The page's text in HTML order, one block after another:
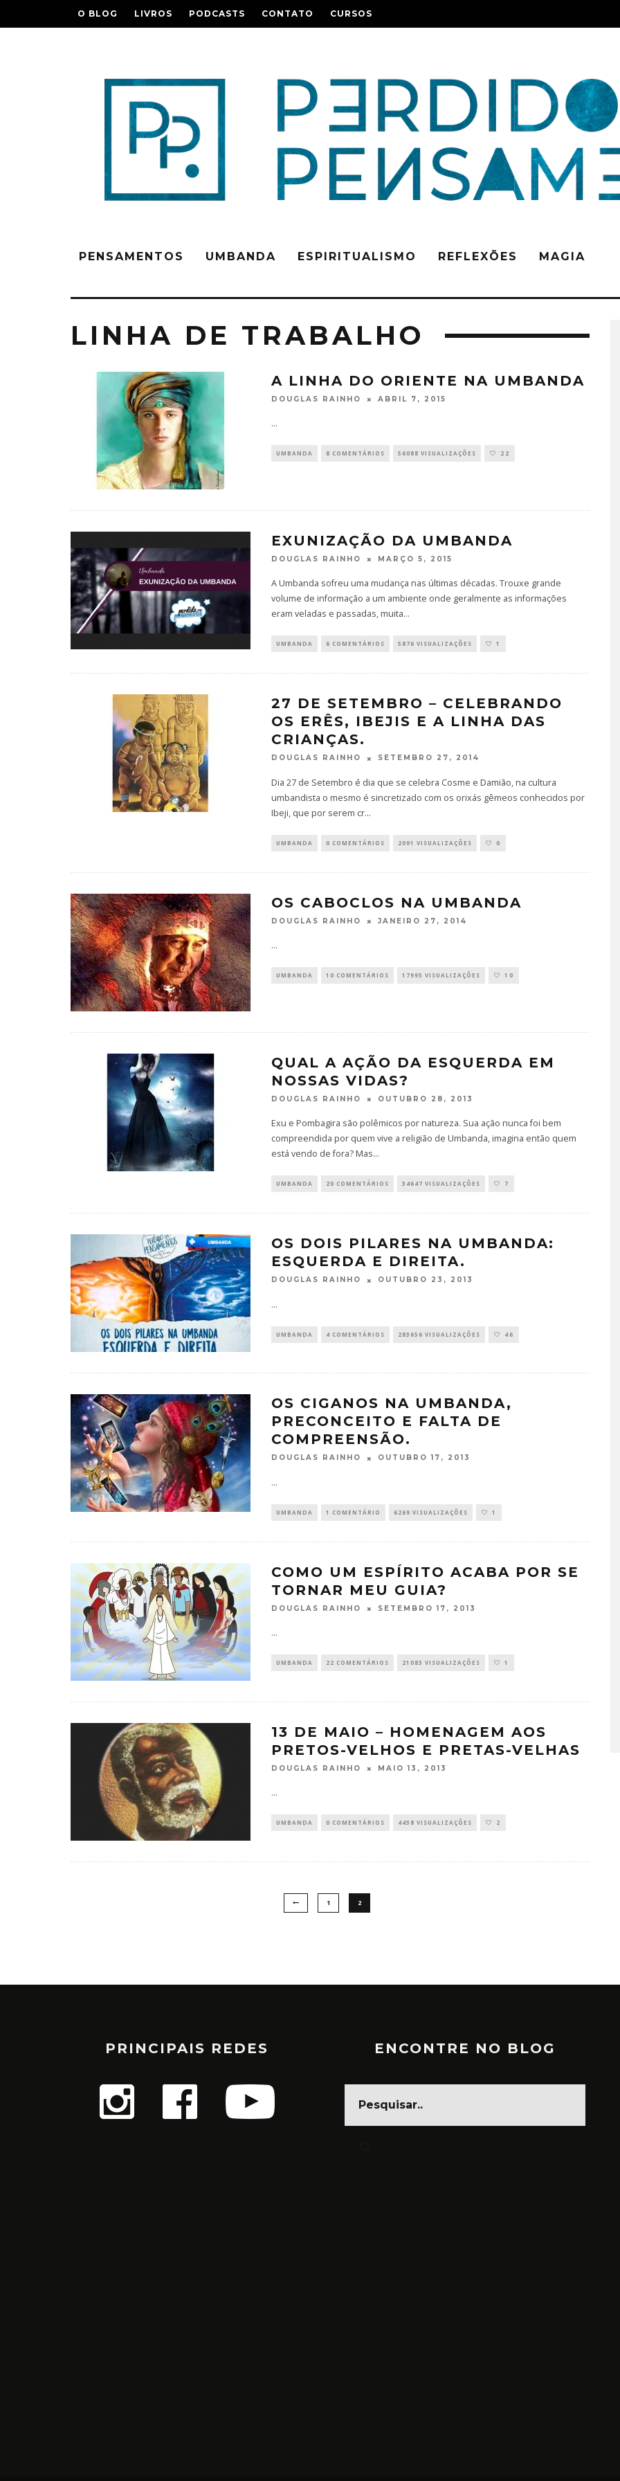
O BLOG LIVROS PODCASTS CONTATO CURSOS
PENSAMENTOS UMBANDA ESPIRITUALISMO REFLEXÕES MAGIA
LINHA DE TRABALHO
A LINHA DO ORIENTE NA UMBANDA
DOUGLAS RAINHO ABRIL 7, 2015
...
UMBANDA 8 COMENTÁRIOS 56088 VISUALIZAÇÕES 22
EXUNIZAÇÃO DA UMBANDA
DOUGLAS RAINHO MARÇO 5, 2015
A Umbanda sofreu uma mudança nas últimas décadas. Trouxe grande
volume de informação a um ambiente onde geralmente as informações
eram veladas e passadas, muita...
UMBANDA 6 COMENTÁRIOS 5876 VISUALIZAÇÕES 1
27 DE SETEMBRO – CELEBRANDO
OS ERÊS, IBEJIS E A LINHA DAS
CRIANÇAS.
DOUGLAS RAINHO SETEMBRO 27, 2014
Dia 27 de Setembro é dia que se celebra Cosme e Damião, na cultura
umbandista o mesmo é sincretizado com os orixás gêmeos conhecidos por
Ibeji, que por serem cr...
UMBANDA 0 COMENTÁRIOS 2091 VISUALIZAÇÕES 0
OS CABOCLOS NA UMBANDA
DOUGLAS RAINHO JANEIRO 27, 2014
...
UMBANDA 10 COMENTÁRIOS 17995 VISUALIZAÇÕES 10
QUAL A AÇÃO DA ESQUERDA EM
NOSSAS VIDAS?
DOUGLAS RAINHO OUTUBRO 28, 2013
Exu e Pombagira são polêmicos por natureza. Sua ação nunca foi bem
compreendida por quem vive a religião de Umbanda, imagina então quem
está vendo de fora? Mas...
UMBANDA 20 COMENTÁRIOS 34647 VISUALIZAÇÕES 7
OS DOIS PILARES NA UMBANDA:
ESQUERDA E DIREITA.
DOUGLAS RAINHO OUTUBRO 23, 2013
...
UMBANDA 4 COMENTÁRIOS 283656 VISUALIZAÇÕES 46
OS CIGANOS NA UMBANDA,
PRECONCEITO E FALTA DE
COMPREENSÃO.
DOUGLAS RAINHO OUTUBRO 17, 2013
...
UMBANDA 1 COMENTÁRIO 6269 VISUALIZAÇÕES 1
COMO UM ESPÍRITO ACABA POR SE
TORNAR MEU GUIA?
DOUGLAS RAINHO SETEMBRO 17, 2013
...
UMBANDA 22 COMENTÁRIOS 21083 VISUALIZAÇÕES 1
13 DE MAIO – HOMENAGEM AOS
PRETOS-VELHOS E PRETAS-VELHAS
DOUGLAS RAINHO MAIO 13, 2013
...
UMBANDA 0 COMENTÁRIOS 4438 VISUALIZAÇÕES 2
1 2
TÁ PERDIDO? – EPISÓDIO
PRINCIPAIS REDES ENCONTRE NO BLOG
CARNAVAL, FESTA DA CARA